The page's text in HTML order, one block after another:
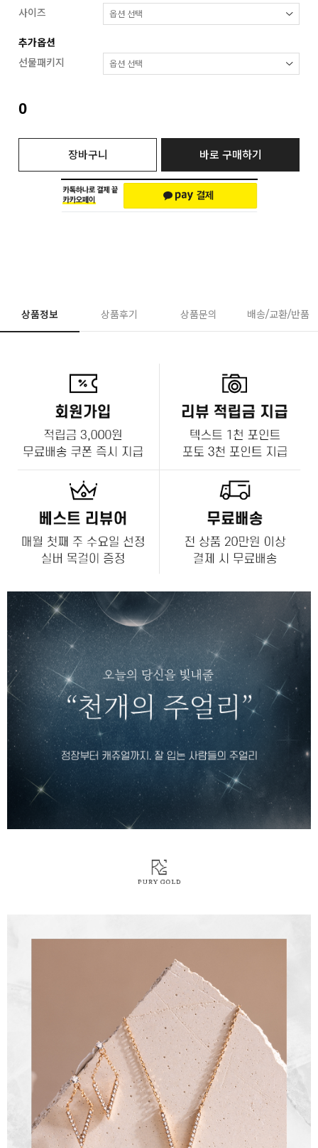
사이즈
추가옵션
선물패키지
0
장바구니 바로 구매하기
상품정보 상품후기 상품문의 배송/교환/반품